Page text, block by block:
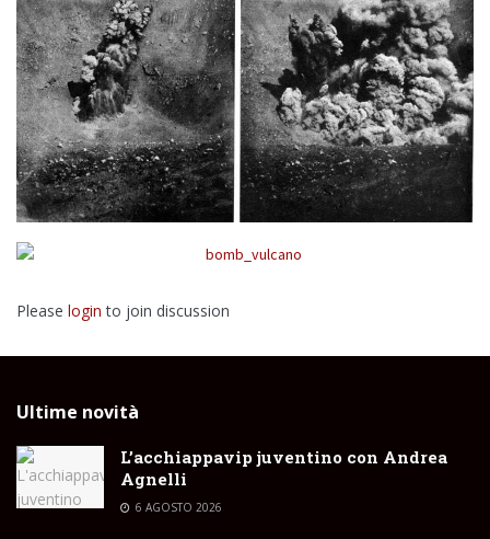
Please login to join discussion
Ultime novità
L’acchiappavip juventino con Andrea
Agnelli
6 AGOSTO 2026